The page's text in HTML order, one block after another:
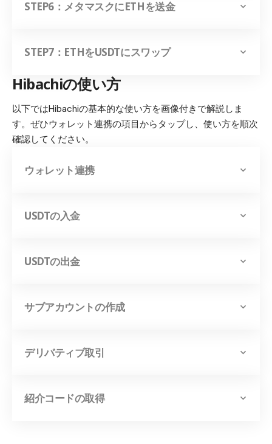
STEP6：メタマスクにETHを送金
STEP7：ETHをUSDTにスワップ
Hibachiの使い方
以下ではHibachiの基本的な使い方を画像付きで解説しま
す。ぜひウォレット連携の項目からタップし、使い方を順次
確認してください。
ウォレット連携
USDTの入金
USDTの出金
サブアカウントの作成
デリバティブ取引
紹介コードの取得